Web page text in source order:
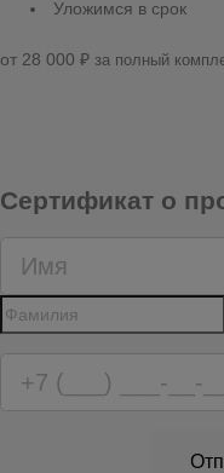
Уложимся в срок
от 28 000 ₽ за полный
Сертификат о